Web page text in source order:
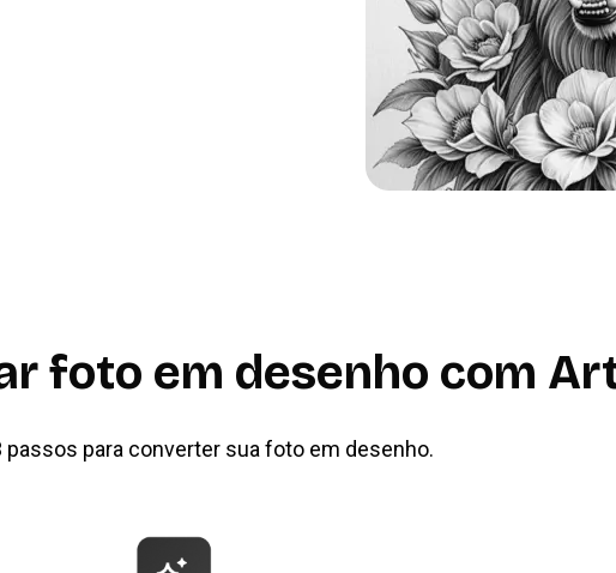
foto em desenho com
passos para converter sua foto em desenho.